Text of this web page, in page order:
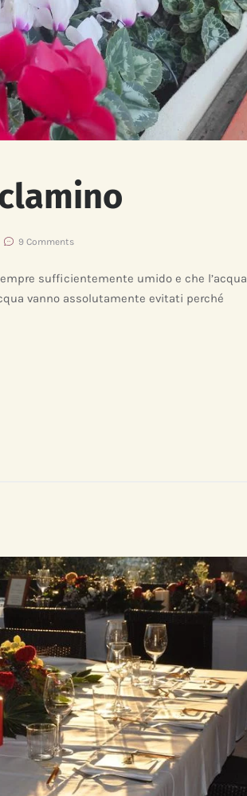
9 Comments
sufficientemente umido e che l’acqua
vanno assolutamente evitati perché